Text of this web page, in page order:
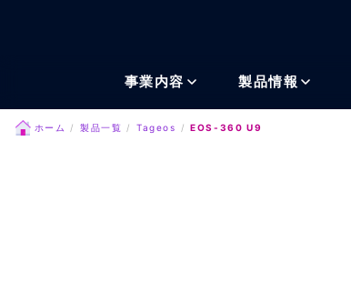
事業内容 製品情報
ホーム 製品一覧 Tageos EOS-360 U9